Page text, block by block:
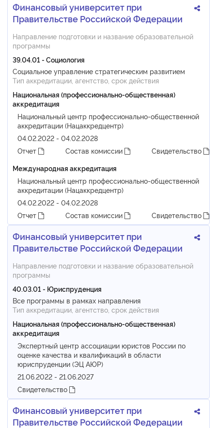
Финансовый университет при
Правительстве Российской Федерации
Направление подготовки и название образовательной
программы
39.04.01 - Социология
Социальное управление стратегическим развитием
Тип аккредитации, агентство, срок действия
Национальная (профессионально-общественная)
аккредитация
Национальный центр профессионально-общественной
аккредитации (Нацаккредцентр)
04.02.2022 - 04.02.2028
Отчет
Состав комиссии
Свидетельство
Международная аккредитация
Национальный центр профессионально-общественной
аккредитации (Нацаккредцентр)
04.02.2022 - 04.02.2028
Отчет
Состав комиссии Свидетельство
Финансовый университет при
Правительстве Российской Федерации
Направление подготовки и название образовательной
программы
40.03.01 - Юриспруденция
Все программы в рамках направления
Тип аккредитации, агентство, срок действия
Национальная (профессионально-общественная)
аккредитация
Экспертный центр ассоциации юристов России по
оценке качества и квалификаций в области
юриспруденции (ЭЦ АЮР)
21.06.2022 - 21.06.2027
Свидетельство
Финансовый университет при
Правительстве Российской Федерации